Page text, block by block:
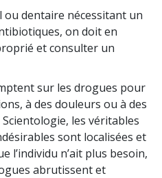
ou dentaire néces­sitant un
on doit en
et consulter un
sur les drogues pour
à des douleurs ou à des
les véritables
sont localisées et
l’individu n’ait plus besoin,
abrutissent et